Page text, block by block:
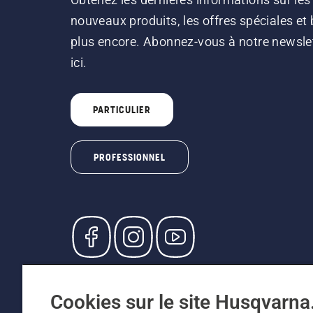
nouveaux produits, les offres spéciales et
plus encore. Abonnez-vous à notre
ici.
PARTICULIER
PROFESSIONNEL
© Husqvarna AB (publ). Tous droits
participants, prix en CHF, TVA 8,1 % et TAR
recommandés (TVA incluse), sauf si le produit
Cookies sur le site